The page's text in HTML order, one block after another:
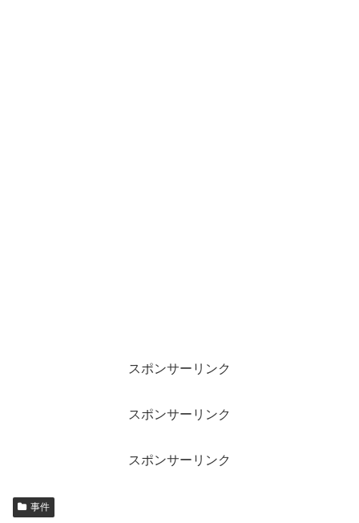
スポンサーリンク
スポンサーリンク
スポンサーリンク
事件